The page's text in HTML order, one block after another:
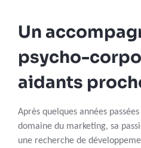
Un
psycho-
aidants
Après quelques années
domaine du marketing, sa
une recherche de